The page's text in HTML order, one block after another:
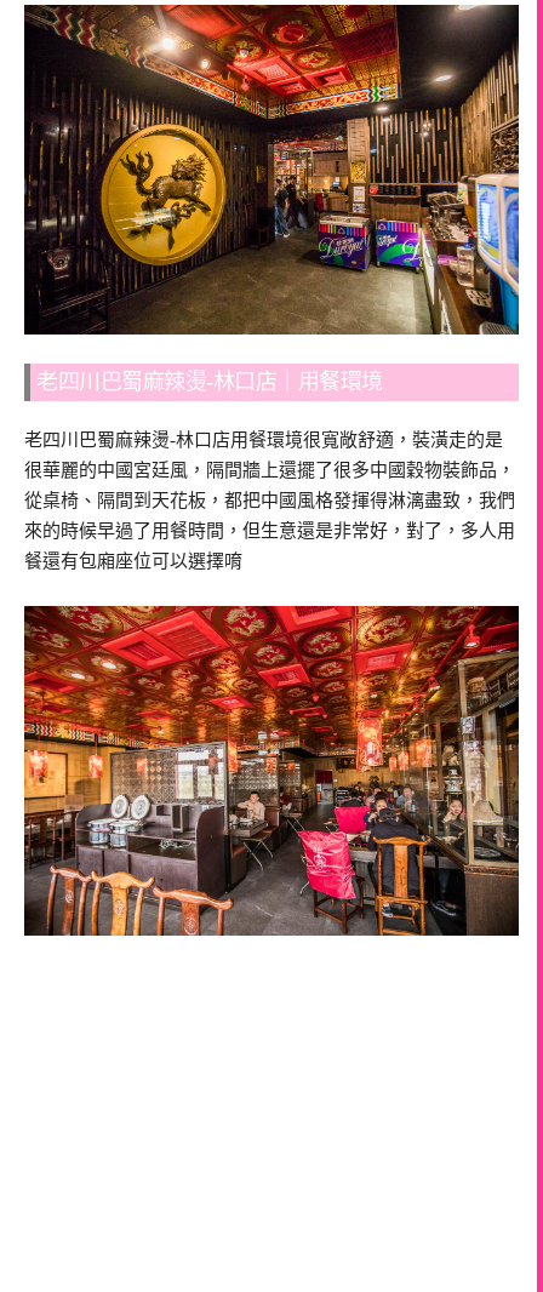
老四川巴蜀麻辣燙-林口店｜用餐環境
老四川巴蜀麻辣燙-林口店用餐環境很寬敞舒適，裝潢走的是
很華麗的中國宮廷風，隔間牆上還擺了很多中國穀物裝飾品，
從桌椅、隔間到天花板，都把中國風格發揮得淋漓盡致，我們
來的時候早過了用餐時間，但生意還是非常好，對了，多人用
餐還有包廂座位可以選擇唷